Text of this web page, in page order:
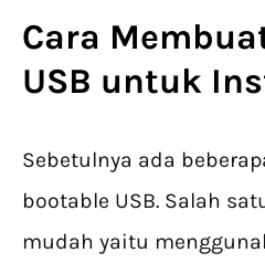
Cara
USB untuk
Sebetulnya ada
bootable USB. Salah
mudah yaitu